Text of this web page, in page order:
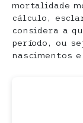
mortalidade
cálculo,
considera a
período, ou
nascimentos